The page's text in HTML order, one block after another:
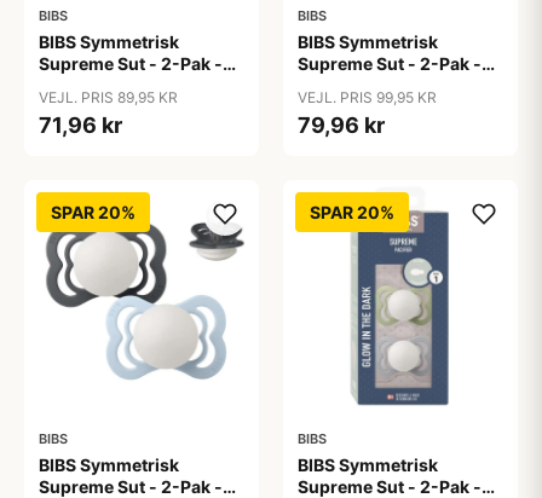
BIBS
BIBS Symmetrisk
Supreme Sut - 2-Pak -
Cloud/Steel Blue
VEJL. PRIS 89,95 KR
71,96 kr
BIBS
BIBS Symmetrisk
Supreme Sut - 2-Pak -
Blush/Vanilla
VEJL. PRIS 99,95 KR
79,96 kr
SPAR 20%
BIBS
BIBS Symmetrisk
Supreme Sut - 2-Pak -
SPAR 20%
BIBS
BIBS Symmetrisk
Supreme Sut - 2-Pak -